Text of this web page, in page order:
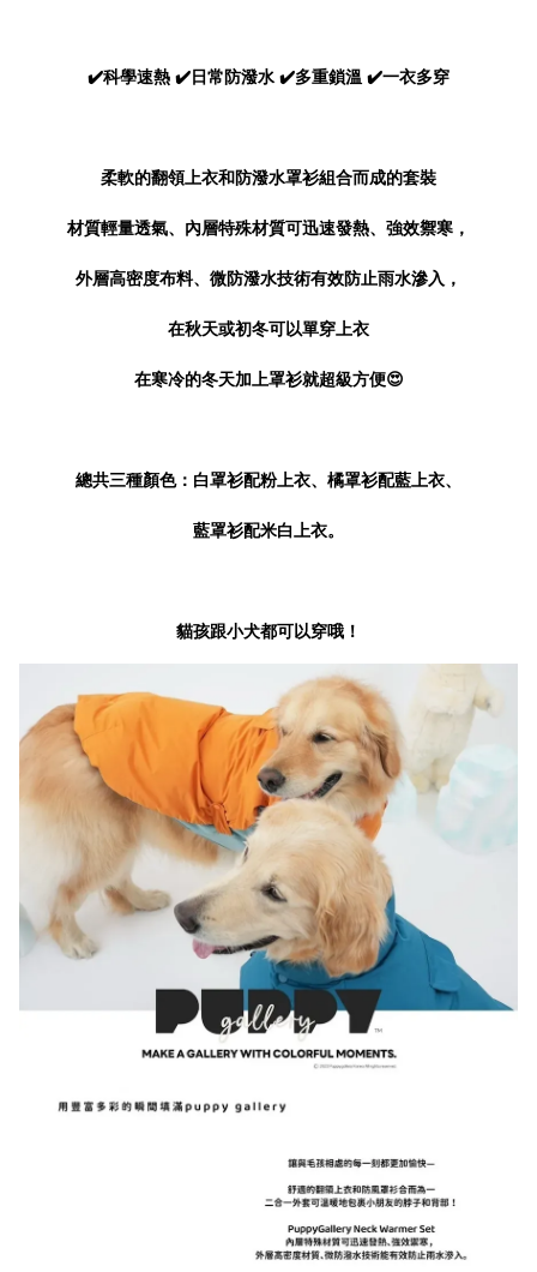
✔️科學速熱 ✔️日常防潑水 ✔️多重鎖溫 ✔️一衣多穿
柔軟的翻領上衣和防潑水罩衫組合而成的套裝
材質輕量透氣、內層特殊材質可迅速發熱、強效禦寒，
外層高密度布料、微防潑水技術有效防止雨水滲入，
在秋天或初冬可以單穿上衣
在寒冷的冬天加上罩衫就超級方便😍
總共三種顏色：白罩衫配粉上衣、橘罩衫配藍上衣、
藍罩衫配米白上衣。
貓孩跟小犬都可以穿哦！